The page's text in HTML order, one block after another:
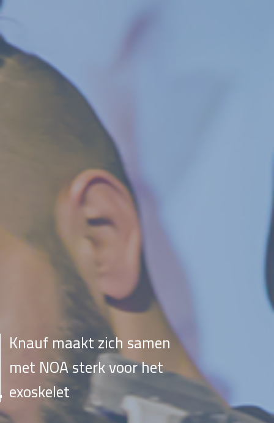
Knauf maakt zich samen
met NOA sterk voor het
exoskelet